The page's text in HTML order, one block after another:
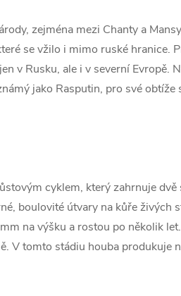
zejména mezi Chanty a
se vžilo i mimo ruské hranice.
v Rusku, ale i v severní Evropě.
jako Rasputin, pro své
cyklem, který zahrnuje dvě
boulovité útvary na kůře živých
na výšku a rostou po několik
V tomto stádiu houba produkuje